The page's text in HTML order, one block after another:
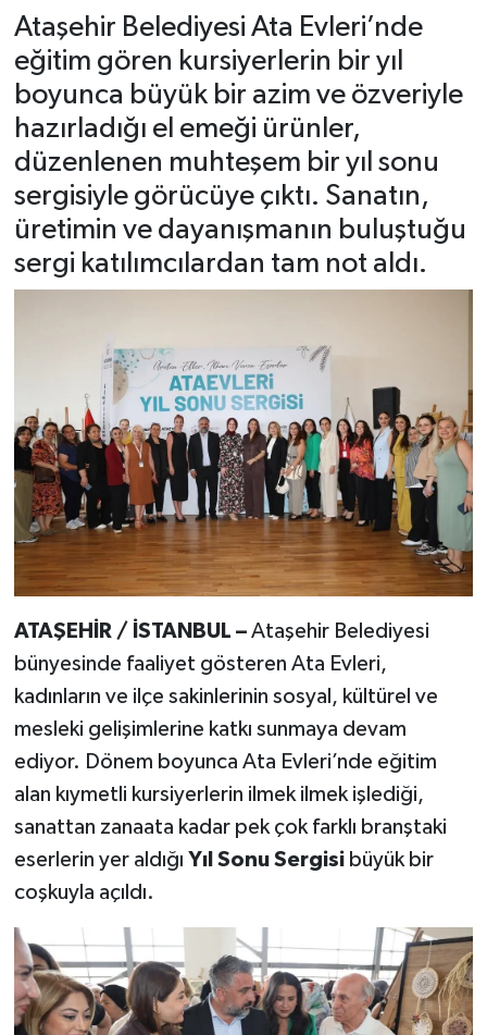
Ataşehir Belediyesi Ata Evleri’nde
eğitim gören kursiyerlerin bir yıl
boyunca büyük bir azim ve özveriyle
hazırladığı el emeği ürünler,
düzenlenen muhteşem bir yıl sonu
sergisiyle görücüye çıktı. Sanatın,
üretimin ve dayanışmanın buluştuğu
sergi katılımcılardan tam not aldı.
ATAŞEHİR / İSTANBUL –Ataşehir Belediyesi
bünyesinde faaliyet gösteren Ata Evleri,
kadınların ve ilçe sakinlerinin sosyal, kültürel ve
mesleki gelişimlerine katkı sunmaya devam
ediyor. Dönem boyunca Ata Evleri’nde eğitim
alan kıymetli kursiyerlerin ilmek ilmek işlediği,
sanattan zanaata kadar pek çok farklı branştaki
eserlerin yer aldığı Yıl Sonu Sergisibüyük bir
coşkuyla açıldı.